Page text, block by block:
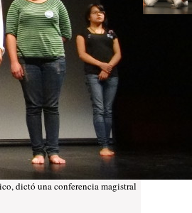
dictó una conferencia magistral